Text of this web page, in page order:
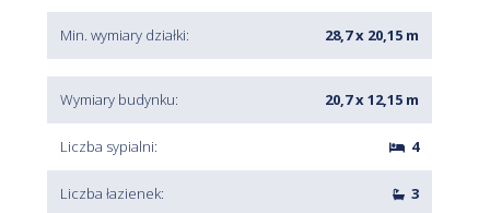
Min. wymiary działki: 28,7 x 20,15 m
Wymiary budynku: 20,7 x 12,15 m
Liczba sypialni: 4
Liczba łazienek: 3